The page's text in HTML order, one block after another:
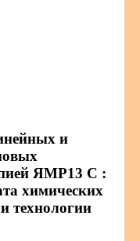
и
ЯМР13 С :
химических
технологии